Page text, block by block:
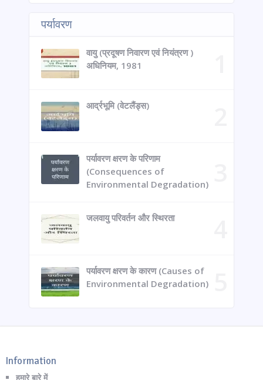
पर्यावरण
वायु (प्रदूषण निवारण एवं नियंत्रण )
अधिनियम, 1981
आर्द्रभूमि (वेटलैंड्स)
पर्यावरण क्षरण के परिणाम
(Consequences of
Environmental Degradation)
जलवायु परिवर्तन और स्थिरता
पर्यावरण क्षरण के कारण (Causes of
Environmental Degradation)
Information
हमारे बारे में